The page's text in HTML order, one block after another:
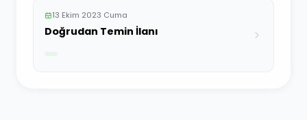
13 Ekim 2023 Cuma
Doğrudan Temin İlanı